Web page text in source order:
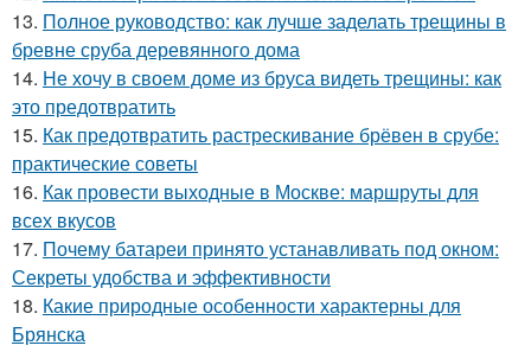
13. Полное руководство: как лучше заделать трещины в
бревне сруба деревянного дома
14. Не хочу в своем доме из бруса видеть трещины: как
это предотвратить
15. Как предотвратить растрескивание брёвен в срубе:
практические советы
16. Как провести выходные в Москве: маршруты для
всех вкусов
17. Почему батареи принято устанавливать под окном:
Секреты удобства и эффективности
18. Какие природные особенности характерны для
Брянска